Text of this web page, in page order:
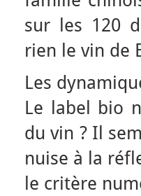
sur les 120
rien le vin de
Les
Le label bio
du vin ? Il
nuise à la
le critère